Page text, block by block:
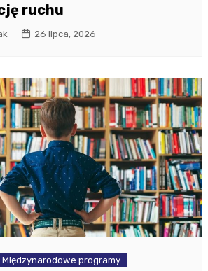
ruchu
26 lipca, 2026
Międzynarodowe programy